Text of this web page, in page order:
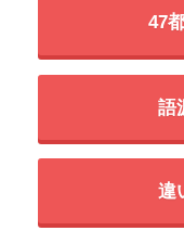
47
語
違